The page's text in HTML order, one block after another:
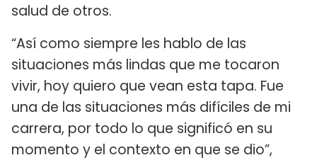
salud de otros.
“Así como siempre les hablo de las
situaciones más lindas que me tocaron
vivir, hoy quiero que vean esta tapa. Fue
una de las situaciones más difíciles de mi
carrera, por todo lo que significó en su
momento y el contexto en que se dio”,